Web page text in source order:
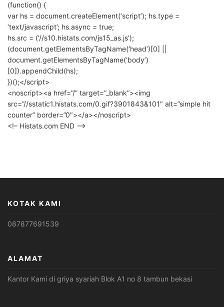
(function() {
var hs = document.createElement(‘script’); hs.type =
‘text/javascript’; hs.async = true;
hs.src = (‘//s10.histats.com/js15_as.js’);
(document.getElementsByTagName(‘head’)[0] ||
document.getElementsByTagName(‘body’)
[0]).appendChild(hs);
})();</script>
<noscript><a href=”/” target=”_blank”><img
src=”//sstatic1.histats.com/0.gif?3901843&101″ alt=”simple hit
counter” border=”0″></a></noscript>
<!– Histats.com END –>
KOTAK KAMI
087877691539
ALAMAT
Kantor Kami di griya syariah Blok A1 no 8 tambun bekasi